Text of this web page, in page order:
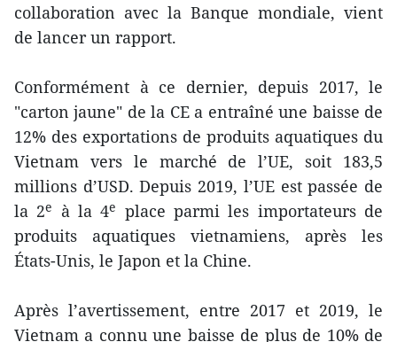
collaboration avec la Banque mondiale, vient
de lancer un rapport.
Conformément à ce dernier, depuis 2017, le
"carton jaune" de la CE a entraîné une baisse de
12% des exportations de produits aquatiques du
Vietnam vers le marché de l’UE, soit 183,5
millions d’USD. Depuis 2019, l’UE est passée de
la 2e à la 4e
place parmi les importateurs de
produits aquatiques vietnamiens, après les
États-Unis, le Japon et la Chine.
Après l’avertissement, entre 2017 et 2019, le
Vietnam a connu une baisse de plus de 10% de